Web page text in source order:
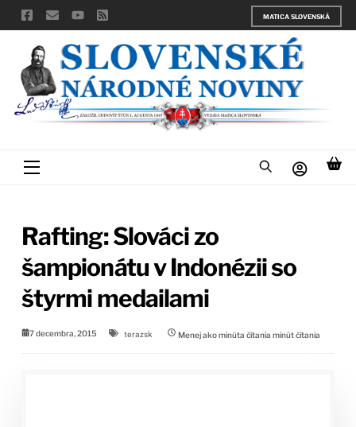
Skip
to
content
MATICA SLOVENSKÁ
Menu
Rafting: Slováci zo
šampionátu v Indonézii so
štyrmi medailami
7 decembra, 2015 terazsk Menej ako minúta čítania minút čítania